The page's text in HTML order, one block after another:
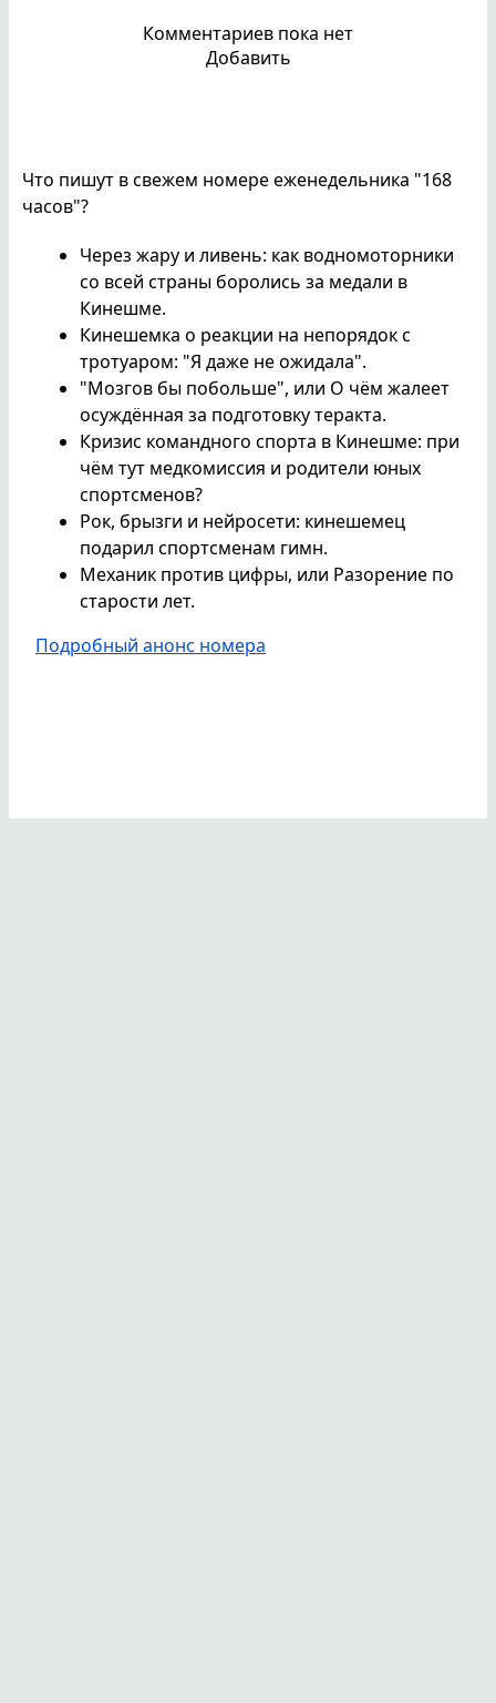
Комментариев пока нет
Добавить
Что пишут в свежем номере еженедельника "168
часов"?
Через жару и ливень: как водномоторники
со всей страны боролись за медали в
Кинешме.
Кинешемка о реакции на непорядок с
тротуаром: "Я даже не ожидала".
"Мозгов бы побольше", или О чём жалеет
осуждённая за подготовку теракта.
Кризис командного спорта в Кинешме: при
чём тут медкомиссия и родители юных
спортсменов?
Рок, брызги и нейросети: кинешемец
подарил спортсменам гимн.
Механик против цифры, или Разорение по
старости лет.
Подробный анонс номера